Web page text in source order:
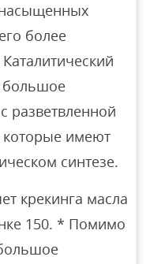
более
большое
разветвленной
имеют
синтезе.
крекинга масла
150. * Помимо